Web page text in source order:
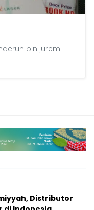
bin juremi
Distributor